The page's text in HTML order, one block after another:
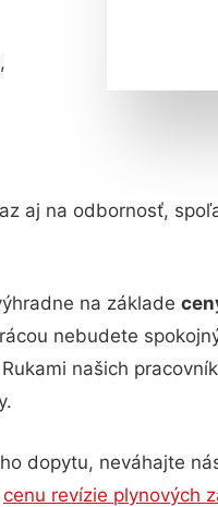
aj na odbornosť,
na základe
nebudete
našich
dopytu, neváhajte
cenu revízie plynových